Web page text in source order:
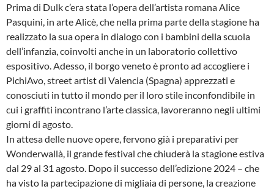
Prima di Dulk c’era stata l’opera dell’artista romana Alice
Pasquini, in arte Alicè, che nella prima parte della stagione ha
realizzato la sua opera in dialogo con i bambini della scuola
dell’infanzia, coinvolti anche in un laboratorio collettivo
espositivo. Adesso, il borgo veneto è pronto ad accogliere i
PichiAvo, street artist di Valencia (Spagna) apprezzati e
conosciuti in tutto il mondo per il loro stile inconfondibile in
cui i graffiti incontrano l’arte classica, lavoreranno negli ultimi
giorni di agosto.
In attesa delle nuove opere, fervono già i preparativi per
Wonderwallà, il grande festival che chiuderà la stagione estiva
dal 29 al 31 agosto. Dopo il successo dell’edizione 2024 – che
ha visto la partecipazione di migliaia di persone, la creazione